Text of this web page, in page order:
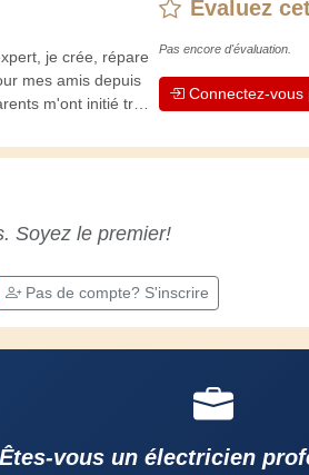
je crée, répare
mes amis depuis
m'ont initié très
une riche
est essentielle ! Elle
artisans
de progresser.
Évaluez
Pas encore d'évaluation.
Connectez-vous
Soyez le premier!
Pas de compte? S'inscrire
Êtes-vous un électricien